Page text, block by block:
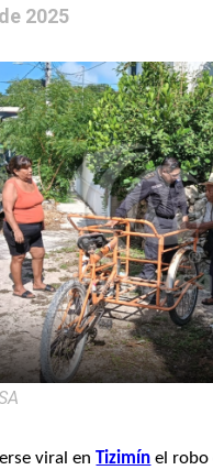
2025
viral en Tizimín